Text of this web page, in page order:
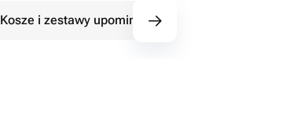
Kosze i zestawy upominkowe